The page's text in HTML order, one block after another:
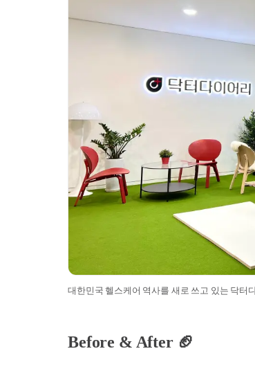
대한민국 헬스케어 역사를 새로 쓰고 있는 닥터
Before & After🏈